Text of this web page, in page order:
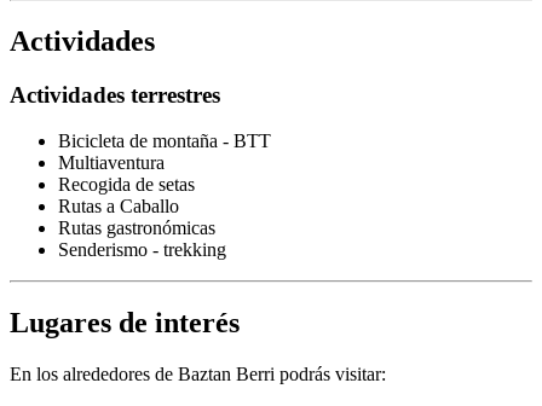
Actividades
Actividades terrestres
Bicicleta de montaña - BTT
Multiaventura
Recogida de setas
Rutas a Caballo
Rutas gastronómicas
Senderismo - trekking
Lugares de interés
En los alrededores de Baztan Berri podrás visitar: